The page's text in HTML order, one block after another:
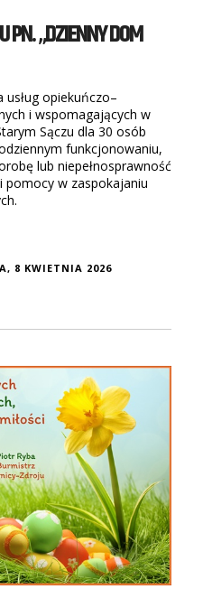
PN. „DZIENNY DOM
opiekuńczo–
i wspomagających w
Sączu dla 30 osób
funkcjonowaniu,
lub niepełnosprawność
pomocy w zaspokajaniu
8 KWIETNIA 2026